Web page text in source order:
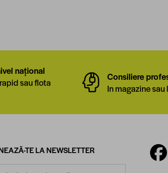
național
sau flota
Consiliere
In magazine
TE LA NEWSLETTER